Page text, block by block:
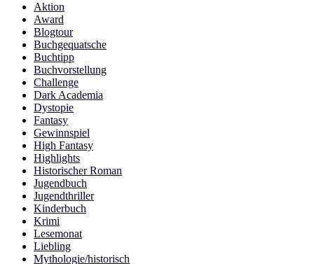
Aktion
Award
Blogtour
Buchgequatsche
Buchtipp
Buchvorstellung
Challenge
Dark Academia
Dystopie
Fantasy
Gewinnspiel
High Fantasy
Highlights
Historischer Roman
Jugendbuch
Jugendthriller
Kinderbuch
Krimi
Lesemonat
Liebling
Mythologie/historisch